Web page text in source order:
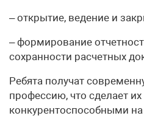
– открытие, ведение и
– формирование
сохранности расчетных
Ребята получат
профессию, что сделает их
конкурентоспособными